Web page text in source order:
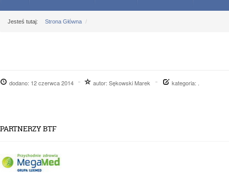
Jesteś tutaj: Strona Główna
dodano: 12 czerwca 2014 autor: Sękowski Marek kategoria: .
PARTNERZY BTF